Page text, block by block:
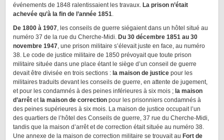
événements de 1848 ralentissaient les travaux. La prison n’était
achevée qu’à la fin de l’année 1851.
De 1800 à 1907, les conseils de guerre siégaient dans un hôtel situé au
numéro 37 de la rue du Cherche-Midi. Du 30 décembre 1851 au 30
novembre 1947, une prison militaire s’élevait juste en face, au numéro
38. Le code de justice militaire de 1850 prévoyait que toute prison
militaire située dans une place étant le siège d’un conseil de guerre
devait être divisée en trois sections : la maison de justice pour les
militaires traduits devant les conseils de guerre, en attente de jugement,
et pour les condamnés à des peines inférieures à six mois ; la maison
d’arrêt etla maison de correction pour les prisonniers condamnés à
des peines supérieures à six mois. La maison de justice occupait l’un
des quartiers de l’hôtel des Conseils de guerre, 37 rue du Cherche-Midi,
tandis que la maison d’arrêt et de correction était située au numéro 38.
Une annexe de la maison de correction militaire se trouvait au Fort de